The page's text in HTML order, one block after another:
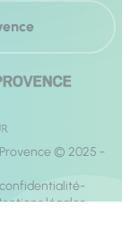
© 2025 -
légales